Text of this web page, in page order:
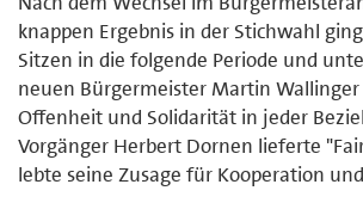
knappen Ergebnis in der Stichwahl
Sitzen in die folgende Periode und
neuen Bürgermeister Martin Wallinger
Offenheit und Solidarität in jeder
Vorgänger Herbert Dornen lieferte
lebte seine Zusage für Kooperation